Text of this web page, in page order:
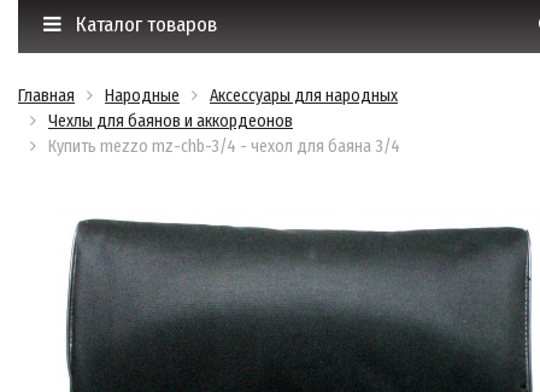
Каталог товаров
Главная Народные
Аксессуары для народных
Чехлы для баянов и аккордеонов
Купить mezzo mz-chb-3/4 - чехол для баяна 3/4